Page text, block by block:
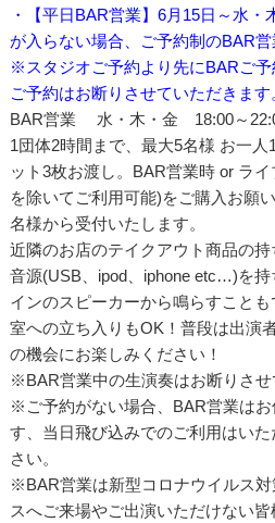
・【平日BAR営業】6月15日～水
が入らない場合、ご予約制のBAR営
※スタジオご予約より先にBARご
ご予約はお断りさせていただきます
BAR営業 水・木・金 18:00～
1団体2時間まで、最大5名様 お一
ット3枚お渡し。BAR営業時 or ラ
を除いてご利用可能)をご購入お願
名様から受付いたします。
近隣のお店のテイクアウト商品の
音源(USB、ipod、iphone etc…)を
インのスピーカーから鳴らすこと
室への立ち入りもOK！普段は出演
の機会にお楽しみください！
※BAR営業中の生演奏はお断りさせ
※ご予約がない場合、BAR営業はお
す、当日飛び込みでのご利用はい
さい。
※BAR営業は新型コロナウイルス
スへご来場やご出演いただけない